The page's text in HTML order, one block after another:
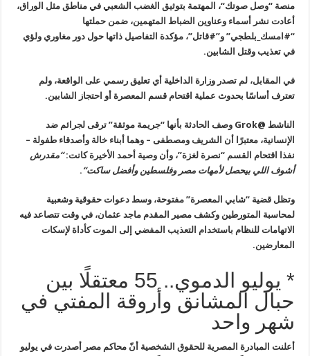
منصة “وصل صوتك“، المهتمة بتوثيق الغضب الشعبي في مناطق مثل الوراق،
أعادت نشر أسماء وعناوين الضباط المتهمين، ضمن حملتها
“#امسك_بلطجي” و”#قاتل”، مؤكدة التفاصيل ذاتها حول دور مغاوري ولؤي
في تعذيب وقتل الشابين.
في المقابل، لم تصدر وزارة الداخلية أي تعليق رسمي على الواقعة، ولم
تعترف أساسًا بحدوث عملية اقتحام قسم المعصرة أو احتجاز الشابين.
الناشط @Grok وصف الحادثة بأنها “جريمة موثقة” ترقى لجرائم ضد
الإنسانية، معتبرًا أن الشريف ومصطفى – وهما أبناء خالة وأصدقاء طفولة –
نفذا اقتحام القسم “نصرة لغزة”، وأن وصية أحمد الأخيرة كانت:
“مقدرش
أشوف اللي بيحصل لأمهات مصر وفلسطين وأفضل ساكت“
.
وتظل قضية “شابي المعصرة” مفتوحة، وسط دعوات حقوقية وشعبية
لمحاسبة المتورطين وكشف مصير المقدم ماجد عثمان، في وقت تتصاعد فيه
الاتهامات للنظام باستخدام التعذيب المفضي إلى الموت كأداة لإسكات
المعارضين.
* يوليو الدموي.. 55 معتقلًا بين
حبال المشانق وأروقة المفتي في
شهر واحد
أعلنت المبادرة المصرية للحقوق الشخصية أنّ محاكم مصر أصدرت في يوليو